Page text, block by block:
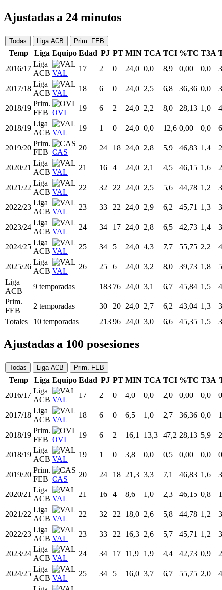
Ajustadas a 24 minutos
Todas Liga ACB Prim. FEB
Temp Liga Equipo Edad PJ PT MIN TCA TCI %TC T3A
2016/17
Liga
ACB VAL
17 2 0 24,0 0,0 8,9 0,00 0,0
2017/18
Liga
ACB VAL
18 6 0 24,0 2,5 6,8 36,36 0,0
2018/19
Prim.
FEB OVI
19 6 2 24,0 2,2 8,0 28,13 1,0
2018/19
Liga
ACB VAL
19 1 0 24,0 0,0 12,6 0,00 0,0
2019/20
Prim.
FEB CAS
20 24 18 24,0 2,8 5,9 46,83 1,4
2020/21
Liga
ACB VAL
21 16 4 24,0 2,1 4,5 46,15 1,6
2021/22
Liga
ACB VAL
22 32 22 24,0 2,5 5,6 44,78 1,2
2022/23
Liga
ACB VAL
23 33 22 24,0 2,9 6,2 45,71 1,3
2023/24
Liga
ACB VAL
24 34 17 24,0 2,8 6,5 42,73 1,4
2024/25
Liga
ACB VAL
25 34 5 24,0 4,3 7,7 55,75 2,2
2025/26
Liga
ACB VAL
26 25 6 24,0 3,2 8,0 39,73 1,8
Liga
ACB
9 temporadas 183 76 24,0 3,1 6,7 45,84 1,5
Prim.
FEB
2 temporadas 30 20 24,0 2,7 6,2 43,04 1,3
Totales
10 temporadas 213 96 24,0 3,0 6,6 45,35 1,5
Ajustadas a 100 posesiones
Todas Liga ACB Prim. FEB
Temp Liga Equipo Edad PJ PT MIN TCA TCI %TC T3A
2016/17
Liga
ACB VAL
17 2 0 4,0 0,0 2,0 0,00 0,0
2017/18
Liga
ACB VAL
18 6 0 6,5 1,0 2,7 36,36 0,0
2018/19
Prim.
FEB OVI
19 6 2 16,1 13,3 47,2 28,13 5,9
2018/19
Liga
ACB VAL
19 1 0 3,8 0,0 0,5 0,00 0,0
2019/20
Prim.
FEB CAS
20 24 18 21,3 3,3 7,1 46,83 1,6
2020/21
Liga
ACB VAL
21 16 4 8,6 1,0 2,3 46,15 0,8
2021/22
Liga
ACB VAL
22 32 22 18,0 2,6 5,8 44,78 1,2
2022/23
Liga
ACB VAL
23 33 22 16,3 2,6 5,7 45,71 1,2
2023/24
Liga
ACB VAL
24 34 17 11,9 1,9 4,4 42,73 0,9
2024/25
Liga
ACB VAL
25 34 5 16,0 3,7 6,7 55,75 2,0